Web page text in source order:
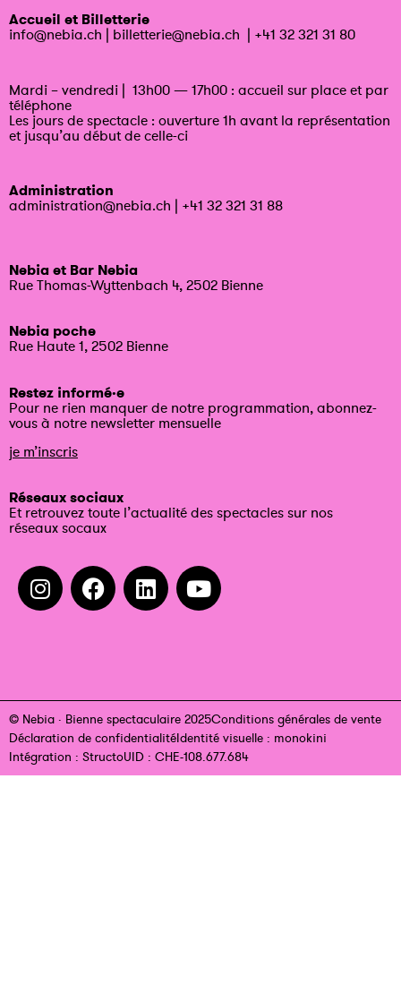
Accueil et Billetterie
info@nebia.ch | billetterie@nebia.ch | +41 32 321 31 80
Mardi – vendredi | 13h00 — 17h00 : accueil sur place et par
téléphone
Les jours de spectacle : ouverture 1h avant la représentation
et jusqu’au début de celle-ci
Administration
administration@nebia.ch | +41 32 321 31 88
Nebia et Bar Nebia
Rue Thomas-Wyttenbach 4, 2502 Bienne
Nebia poche
Rue Haute 1, 2502 Bienne
Restez informé·e
Pour ne rien manquer de notre programmation, abonnez-
vous à notre newsletter mensuelle
je m’inscris
Réseaux sociaux
Et retrouvez toute l’actualité des spectacles sur nos
réseaux socaux
© Nebia · Bienne spectaculaire 2025Conditions générales de vente
Déclaration de confidentialitéIdentité visuelle : monokini
Intégration : StructoUID : CHE-108.677.684